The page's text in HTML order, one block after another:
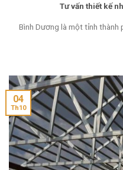
Tư vấn thiết kế
Bình Dương là một tỉnh
04
Th10